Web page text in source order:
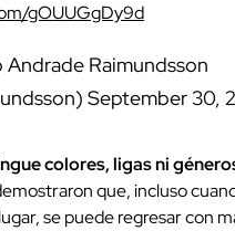
gOUUGgDy9d
Andrade Raimundsson
September 30,
colores, ligas ni
que, incluso
se puede regresar con